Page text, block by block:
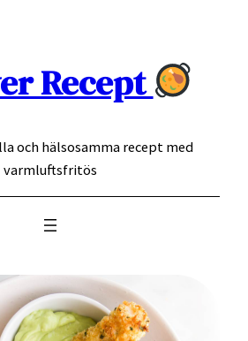
Recept
och hälsosamma recept med
varmluftsfritös